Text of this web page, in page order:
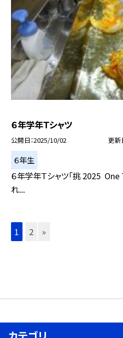
６年学年Ｔシャツ
公開日 2025/10/02 更新
６年生
６年学年Ｔシャツ「挑 2025 One
れ...
1 2 »